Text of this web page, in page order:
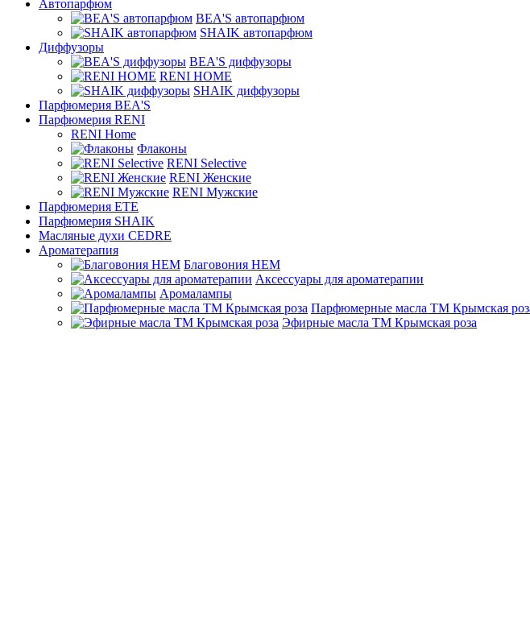
Автопарфюм
BEA'S автопарфюм
SHAIK автопарфюм
Диффузоры
BEA'S диффузоры
RENI HOME
SHAIK диффузоры
Парфюмерия BEA'S
Парфюмерия RENI
RENI Home
Флаконы
RENI Selective
RENI Женские
RENI Мужские
Парфюмерия ETE
Парфюмерия SHAIK
Масляные духи CEDRE
Ароматерапия
Благовония HEM
Аксессуары для ароматерапии
Аромалампы
Парфюмерные масла ТМ Крымская
Эфирные масла ТМ Крымская роза